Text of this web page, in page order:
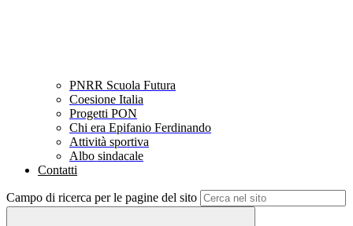
PNRR Scuola Futura
Coesione Italia
Progetti PON
Chi era Epifanio Ferdinando
Attività sportiva
Albo sindacale
Contatti
Campo di ricerca per le pagine del sito